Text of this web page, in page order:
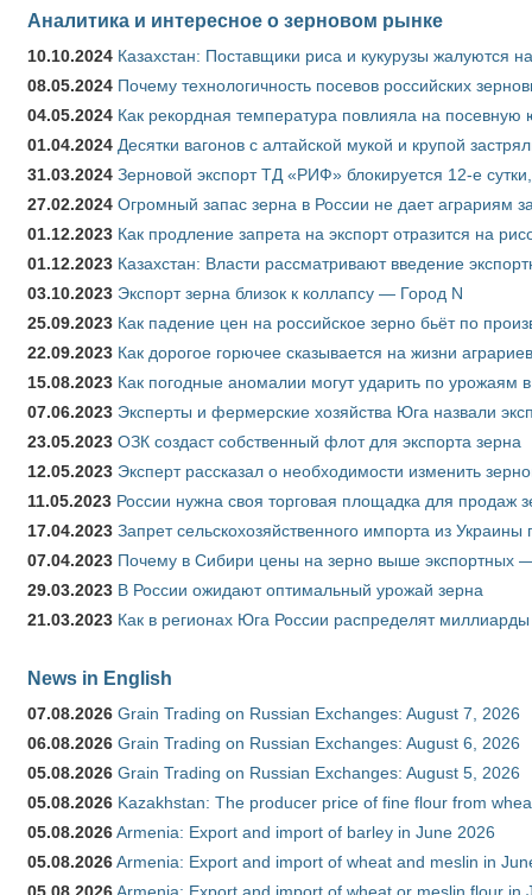
Аналитика и интересное о зерновом рынке
10.10.2024 Казахстан: Поставщики риса и кукурузы жалуются
08.05.2024 Почему технологичность посевов российских
04.05.2024 Как рекордная температура повлияла на
01.04.2024 Десятки вагонов с алтайской мукой и крупой
31.03.2024 Зерновой экспорт ТД «РИФ» блокируется 12-е
27.02.2024 Огромный запас зерна в России не дает аграриям
01.12.2023 Как продление запрета на экспорт отразится на
01.12.2023 Казахстан: Власти рассматривают введение
03.10.2023 Экспорт зерна близок к коллапсу — Город N
25.09.2023 Как падение цен на российское зерно бьёт по
22.09.2023 Как дорогое горючее сказывается на жизни аграриев
15.08.2023 Как погодные аномалии могут ударить по урожаям
07.06.2023 Эксперты и фермерские хозяйства Юга назвали
23.05.2023 ОЗК создаст собственный флот для экспорта зерна
12.05.2023 Эксперт рассказал о необходимости изменить
11.05.2023 России нужна своя торговая площадка для продаж
17.04.2023 Запрет сельскохозяйственного импорта из
07.04.2023 Почему в Сибири цены на зерно выше экспортных
29.03.2023 В России ожидают оптимальный урожай зерна
21.03.2023 Как в регионах Юга России распределят
News in English
07.08.2026 Grain Trading on Russian Exchanges: August 7, 2026
06.08.2026 Grain Trading on Russian Exchanges: August 6, 2026
05.08.2026 Grain Trading on Russian Exchanges: August 5, 2026
05.08.2026 Kazakhstan: The producer price of fine flour from
05.08.2026Armenia: Export and import of barley in June 2026
05.08.2026Armenia: Export and import of wheat and meslin in